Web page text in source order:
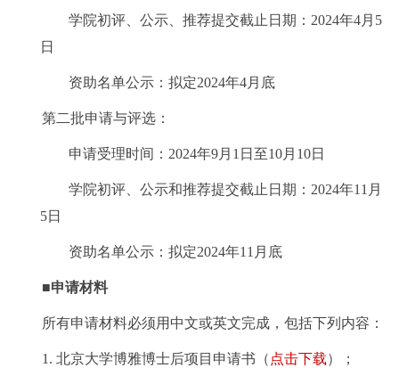
学院初评、公示、推荐提交截止日期：2024年4月5
日
资助名单公示：拟定2024年4月底
第二批申请与评选：
申请受理时间：2024年9月1日至10月10日
学院初评、公示和推荐提交截止日期：2024年11月
5日
资助名单公示：拟定2024年11月底
■申请材料
所有申请材料必须用中文或英文完成，包括下列内容：
1. 北京大学博雅博士后项目申请书（ 点击下载）；